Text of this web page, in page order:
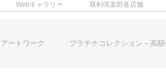
Webギャラリー 双剣倶楽部各店舗
ートワーク プラチナコレクション～高額